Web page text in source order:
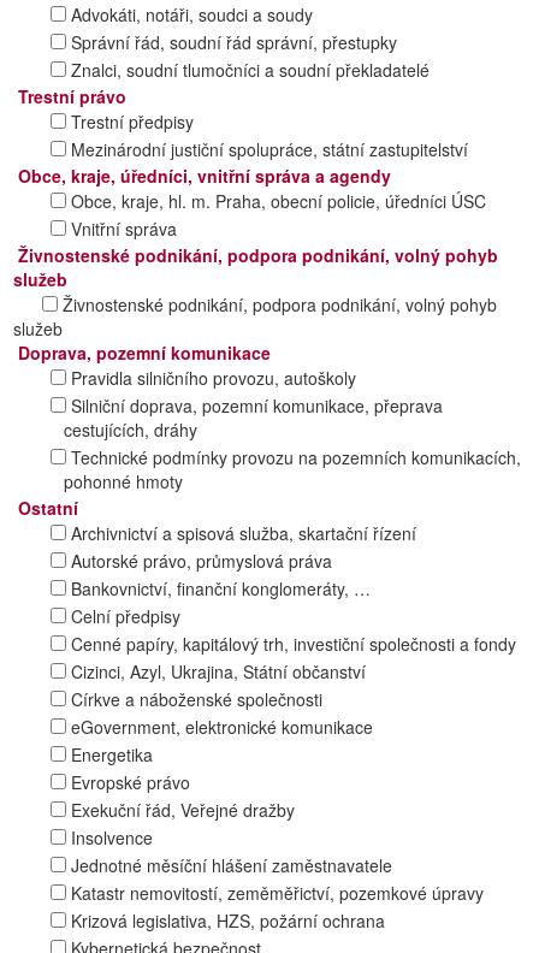
Advokáti, notáři, soudci a soudy
Správní řád, soudní řád správní, přestupky
Znalci, soudní tlumočníci a soudní překladatelé
Trestní právo
Trestní předpisy
Mezinárodní justiční spolupráce, státní zastupitelství
Obce, kraje, úředníci, vnitřní správa a agendy
Obce, kraje, hl. m. Praha, obecní policie, úředníci ÚSC
Vnitřní správa
Živnostenské podnikání, podpora podnikání, volný pohyb
služeb
Živnostenské podnikání, podpora podnikání, volný pohyb
služeb
Doprava, pozemní komunikace
Pravidla silničního provozu, autoškoly
Silniční doprava, pozemní komunikace, přeprava
cestujících, dráhy
Technické podmínky provozu na pozemních komunikacích,
pohonné hmoty
Ostatní
Archivnictví a spisová služba, skartační řízení
Autorské právo, průmyslová práva
Bankovnictví, finanční konglomeráty, …
Celní předpisy
Cenné papíry, kapitálový trh, investiční společnosti a fondy
Cizinci, Azyl, Ukrajina, Státní občanství
Církve a náboženské společnosti
eGovernment, elektronické komunikace
Energetika
Evropské právo
Exekuční řád, Veřejné dražby
Insolvence
Jednotné měsíční hlášení zaměstnavatele
Katastr nemovitostí, zeměměřictví, pozemkové úpravy
Krizová legislativa, HZS, požární ochrana
Kybernetická bezpečnost